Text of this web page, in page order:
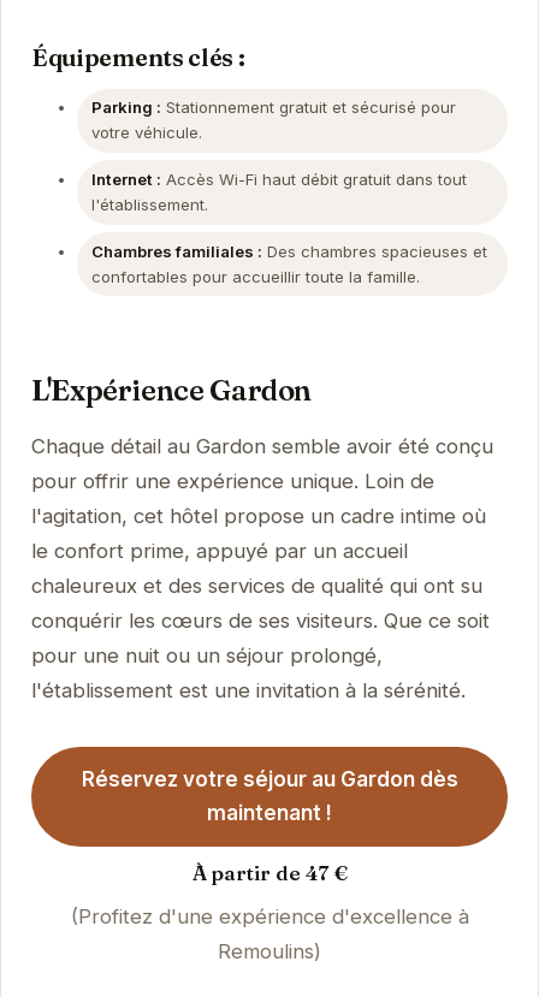
Équipements clés :
Parking : Stationnement gratuit et sécurisé pour
votre véhicule.
Internet : Accès Wi-Fi haut débit gratuit dans tout
l'établissement.
Chambres familiales : Des chambres spacieuses et
confortables pour accueillir toute la famille.
L'Expérience Gardon
Chaque détail au Gardon semble avoir été conçu
pour offrir une expérience unique. Loin de
l'agitation, cet hôtel propose un cadre intime où
le confort prime, appuyé par un accueil
chaleureux et des services de qualité qui ont su
conquérir les cœurs de ses visiteurs. Que ce soit
pour une nuit ou un séjour prolongé,
l'établissement est une invitation à la sérénité.
Réservez votre séjour au Gardon dès
maintenant !
À partir de 47 €
(Profitez d'une expérience d'excellence à
Remoulins)